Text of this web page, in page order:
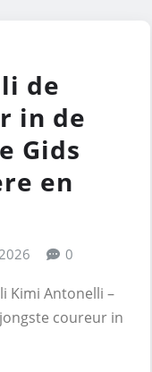
de
in de
Gids
en
0
Kimi Antonelli –
coureur in